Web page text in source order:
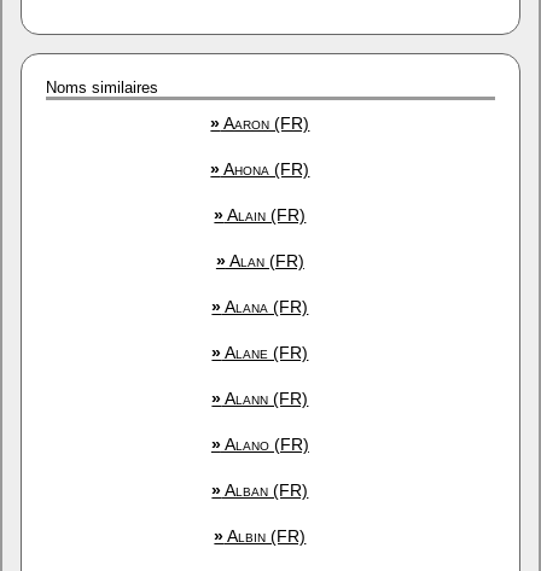
Noms similaires
»Aaron (FR)
»Ahona (FR)
»Alain (FR)
»Alan (FR)
»Alana (FR)
»Alane (FR)
»Alann (FR)
»Alano (FR)
»Alban (FR)
»Albin (FR)